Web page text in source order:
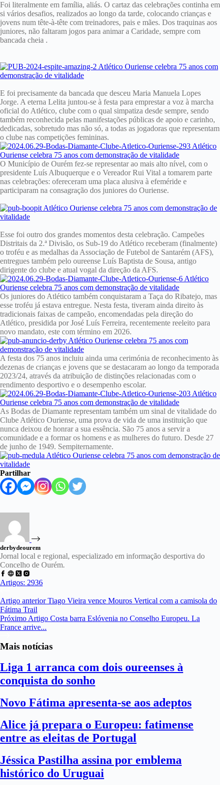
Foi literalmente em família, aliás. O cartaz das celebrações continha em
si vários desafios, realizados ao longo da tarde, colocando crianças e
jovens num tête-à-tête com treinadores, pais e mães. Dos traquinas aos
juniores, não faltaram jogos para animar a Caridade, sempre com
bancada cheia .
E foi precisamente da bancada que desceu Maria Manuela Lopes
Jorge. A eterna Lelita juntou-se à festa para emprestar a voz à marcha
oficial do Atlético, clube com o qual simpatiza desde sempre, sendo
também reconhecida pelas manifestações públicas de apoio e carinho,
dedicadas, sobretudo mas não só, a todas as jogadoras que representam
o clube nas competições femininas.
O Município de Ourém fez-se representar ao mais alto nível, com o
presidente Luís Albuquerque e o Vereador Rui Vital a tomarem parte
nas celebrações: ofereceram uma placa alusiva à efeméride e
participaram na consagração dos juniores do Ouriense.
Esse foi outro dos grandes momentos desta celebração. Campeões
Distritais da 2.ª Divisão, os Sub-19 do Atlético receberam (finalmente)
o troféu e as medalhas da Associação de Futebol de Santarém (AFS),
entregues também pelo oureense Luís Baptista de Sousa, antigo
dirigente do clube e atual vogal da direção da AFS.
Os juniores do Atlético também conquistaram a Taça do Ribatejo, mas
esse troféu já estava entregue. Nesta festa, tiveram ainda direito às
tradicionais faixas de campeão, encomendadas pela direção do
Atlético, presidida por José Luís Ferreira, recentemente reeleito para
novo mandato, este com término em 2026.
A festa dos 75 anos incluiu ainda uma cerimónia de reconhecimento às
dezenas de crianças e jovens que se destacaram ao longo da temporada
2023/24, através da atribuição de distinções relacionadas com o
rendimento desportivo e o desempenho escolar.
As Bodas de Diamante representam também um sinal de vitalidade do
Clube Atlético Ouriense, uma prova de vida de uma instituição que
nunca deixou de honrar a sua essência. São 75 anos a servir a
comunidade e a formar os homens e as mulheres do futuro. Desde 27
de junho de 1949. Sempiternamente.
Partilhar
derbydeourem
Jornal local e regional, especializado em informação desportiva do
Concelho de Ourém.
Artigos: 2936
Artigo anteriorTiago Vieira vence Mouros Vertical com a camisola do
Fátima Trail
Próximo Artigo Costa barra Eslóvenia no Conselho Europeu. La
France arrive...
Mais notícias
Liga 1 arranca com dois oureenses à
conquista do sonho
Novo Fátima apresenta-se aos adeptos
Alice já prepara o Europeu: fatimense
entre as eleitas de Portugal
Jéssica Pastilha assina por emblema
histórico do Uruguai